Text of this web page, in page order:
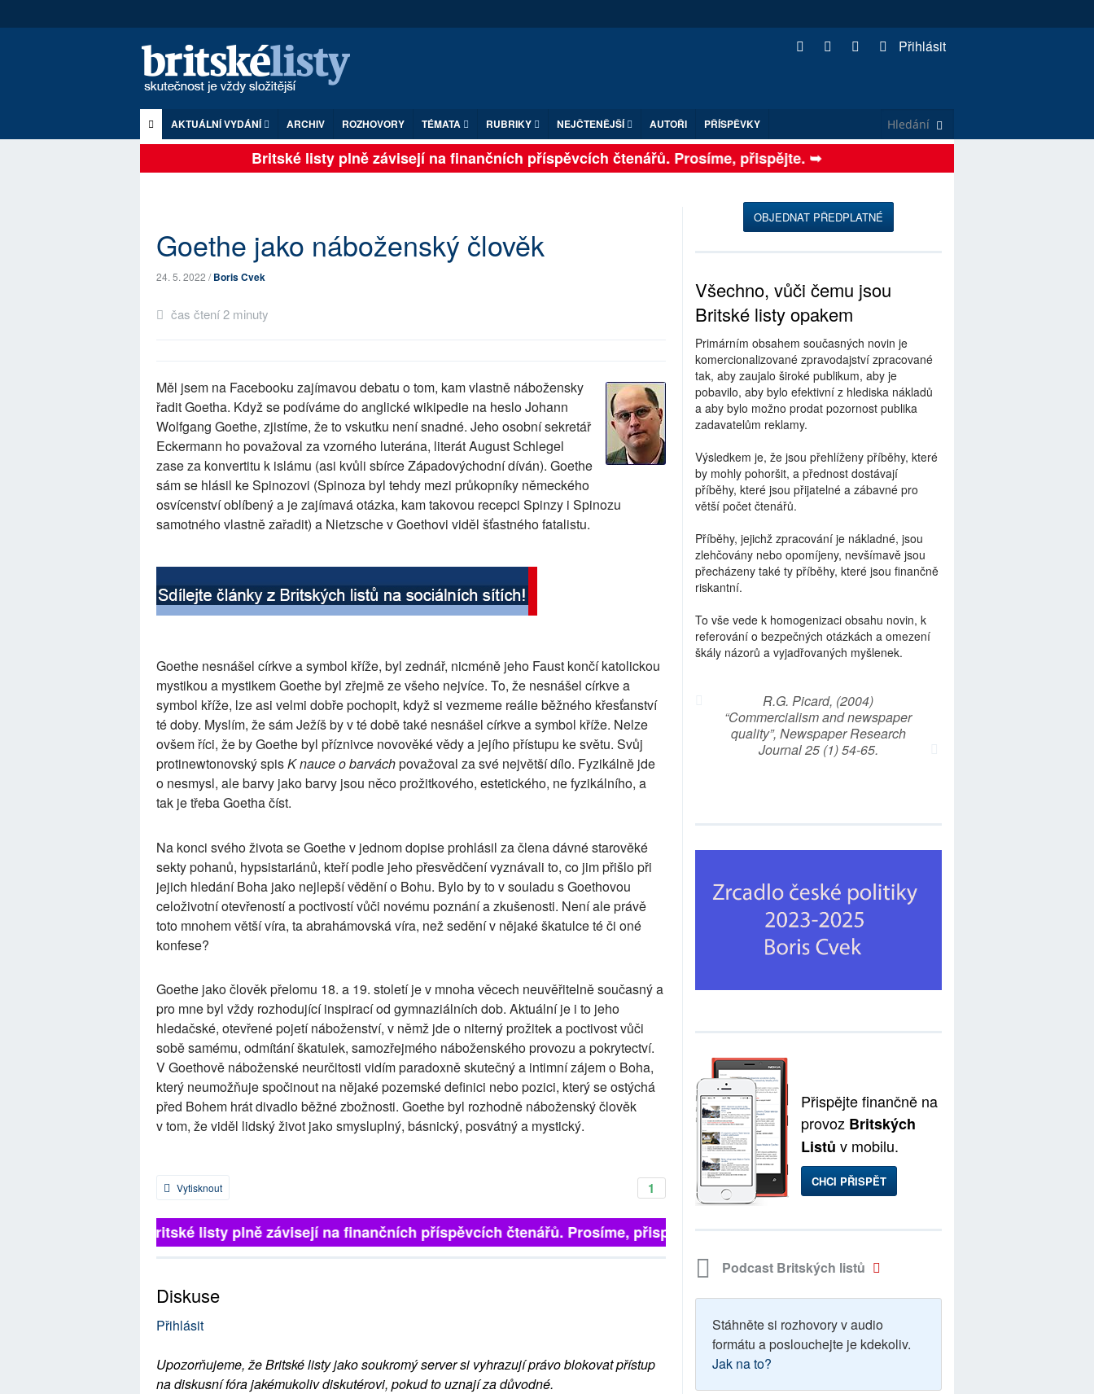
Přihlásit
AKTUÁLNÍ VYDÁNÍ ARCHIV ROZHOVORY TÉMATA RUBRIKY NEJČTENĚJŠÍ AUTOŘI PŘÍSPĚVKY
Britské listy plně závisejí na finančních příspěvcích čtenářů. Prosíme, přispějte. ➥
Goethe jako náboženský člověk
24. 5. 2022 /Boris Cvek
čas čtení 2 minuty
Měl jsem na Facebooku zajímavou debatu o tom, kam vlastně nábožensky
řadit Goetha. Když se podíváme do anglické wikipedie na heslo Johann
Wolfgang Goethe, zjistíme, že to vskutku není snadné. Jeho osobní sekretář
Eckermann ho považoval za vzorného luterána, literát August Schlegel
zase za konvertitu k islámu (asi kvůli sbírce Západovýchodní díván). Goethe
sám se hlásil ke Spinozovi (Spinoza byl tehdy mezi průkopníky německého
osvícenství oblíbený a je zajímavá otázka, kam takovou recepci Spinzy i Spinozu
samotného vlastně zařadit) a Nietzsche v Goethovi viděl šťastného fatalistu.
Goethe nesnášel církve a symbol kříže, byl zednář, nicméně jeho Faust končí katolickou
mystikou a mystikem Goethe byl zřejmě ze všeho nejvíce. To, že nesnášel církve a
symbol kříže, lze asi velmi dobře pochopit, když si vezmeme reálie běžného křesťanství
té doby. Myslím, že sám Ježíš by v té době také nesnášel církve a symbol kříže. Nelze
ovšem říci, že by Goethe byl příznivce novověké vědy a jejího přístupu ke světu. Svůj
protinewtonovský spisK nauce o barváchpovažoval za své největší dílo. Fyzikálně jde
o nesmysl, ale barvy jako barvy jsou něco prožitkového, estetického, ne fyzikálního, a
tak je třeba Goetha číst.
Na konci svého života se Goethe v jednom dopise prohlásil za člena dávné starověké
sekty pohanů, hypsistariánů, kteří podle jeho přesvědčení vyznávali to, co jim přišlo při
jejich hledání Boha jako nejlepší vědění o Bohu. Bylo by to v souladu s Goethovou
celoživotní otevřeností a poctivostí vůči novému poznání a zkušenosti. Není ale právě
toto mnohem větší víra, ta abrahámovská víra, než sedění v nějaké škatulce té či oné
konfese?
Goethe jako člověk přelomu 18. a 19. století je v mnoha věcech neuvěřitelně současný a
pro mne byl vždy rozhodující inspirací od gymnaziálních dob. Aktuální je i to jeho
hledačské, otevřené pojetí náboženství, v němž jde o niterný prožitek a poctivost vůči
sobě samému, odmítání škatulek, samozřejmého náboženského provozu a pokrytectví.
V Goethově náboženské neurčitosti vidím paradoxně skutečný a intimní zájem o Boha,
který neumožňuje spočinout na nějaké pozemské definici nebo pozici, který se ostýchá
před Bohem hrát divadlo běžné zbožnosti. Goethe byl rozhodně náboženský člověk
v tom, že viděl lidský život jako smysluplný, básnický, posvátný a mystický.
1
Vytisknout
Britské listy plně závisejí na finančních příspěvcích čtenářů. Prosíme, přispějte. ➥
Diskuse
Přihlásit
Upozorňujeme, že Britské listy jako soukromý server si vyhrazují právo blokovat přístup
na diskusní fóra jakémukoliv diskutérovi, pokud to uznají za důvodné.
OBJEDNAT PŘEDPLATNÉ
Všechno, vůči čemu jsou
Britské listy opakem
Primárním obsahem současných novin je
komercionalizované zpravodajství zpracované
tak, aby zaujalo široké publikum, aby je
pobavilo, aby bylo efektivní z hlediska nákladů
a aby bylo možno prodat pozornost publika
zadavatelům reklamy.
Výsledkem je, že jsou přehlíženy příběhy, které
by mohly pohoršit, a přednost dostávají
příběhy, které jsou přijatelné a zábavné pro
větší počet čtenářů.
Příběhy, jejichž zpracování je nákladné, jsou
zlehčovány nebo opomíjeny, nevšímavě jsou
přecházeny také ty příběhy, které jsou finančně
riskantní.
To vše vede k homogenizaci obsahu novin, k
referování o bezpečných otázkách a omezení
škály názorů a vyjadřovaných myšlenek.
R.G. Picard, (2004)
“Commercialism and newspaper
quality”, Newspaper Research
Journal 25 (1) 54-65.
Přispějte finančně na
provoz Britských
Listů v mobilu.
CHCI PŘISPĚT
Podcast Britských listů
Stáhněte si rozhovory v audio
formátu a poslouchejte je kdekoliv.
Jak na to?